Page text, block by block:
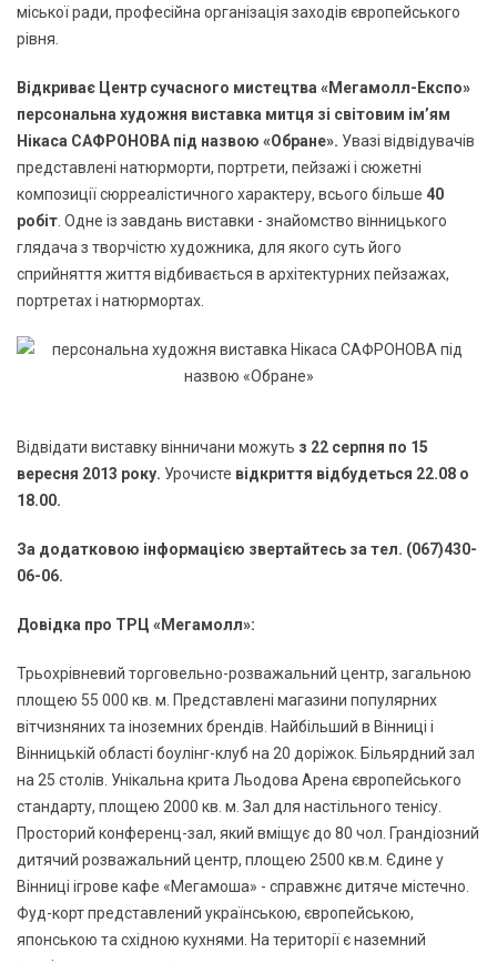
міської ради, професійна організація заходів європейського
рівня.
Відкриває Центр сучасного мистецтва «Мегамолл-Експо»
персональна художня виставка митця зі світовим ім’ям
Нікаса САФРОНОВА під назвою «Обране». Увазі відвідувачів
представлені натюрморти, портрети, пейзажі і сюжетні
композиції сюрреалістичного характеру, всього більше 40
робіт . Одне із завдань виставки - знайомство вінницького
глядача з творчістю художника, для якого суть його
сприйняття життя відбивається в архітектурних пейзажах,
портретах і натюрмортах.
Відвідати виставку вінничани можуть з 22 серпня по 15
вересня 2013 року. Урочисте відкриття відбудеться 22.08 о
18.00.
За додатковою інформацією звертайтесь за тел. (067)430-
06-06.
Довідка про ТРЦ «Мегамолл»:
Трьохрівневий торговельно-розважальний центр, загальною
площею 55 000 кв. м. Представлені магазини популярних
вітчизняних та іноземних брендів. Найбільший в Вінниці і
Вінницькій області боулінг-клуб на 20 доріжок. Більярдний зал
на 25 столів. Унікальна крита Льодова Арена європейського
стандарту, площею 2000 кв. м. Зал для настільного тенісу.
Просторий конференц-зал, який вміщує до 80 чол. Грандіозний
дитячий розважальний центр, площею 2500 кв.м. Єдине у
Вінниці ігрове кафе «Мегамоша» - справжнє дитяче містечно.
Фуд-корт представлений українською, європейською,
японською та східною кухнями. На території є наземний